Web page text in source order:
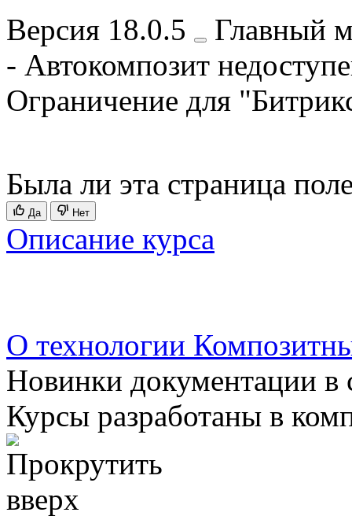
Версия 18.0.5
Главный
- Автокомпозит
Ограничение для
Была ли эта страница
Да Нет
Описание курса
О технологии
Новинки документации в
Курсы разработаны в